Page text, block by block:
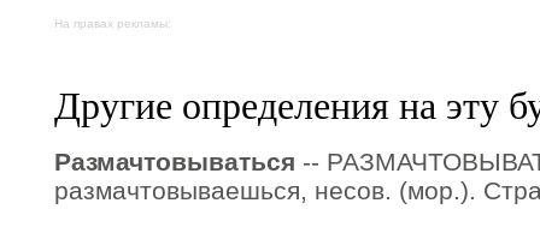
На правах рекламы:
Другие определения на эту
Размачтовываться --
размачтовываешься, несов. (мор.).